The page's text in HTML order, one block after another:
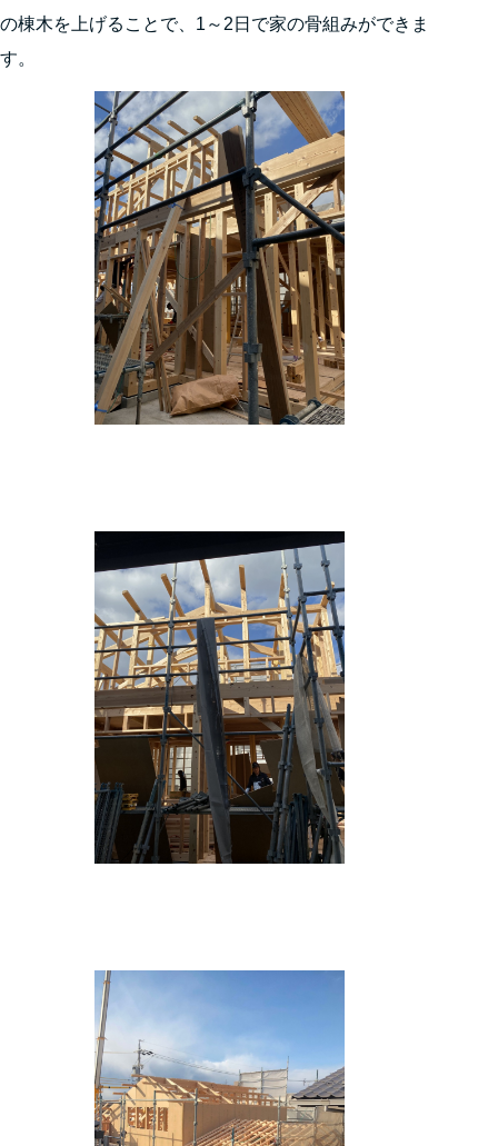
の棟木を上げることで、1～2日で家の骨組みができま
す。